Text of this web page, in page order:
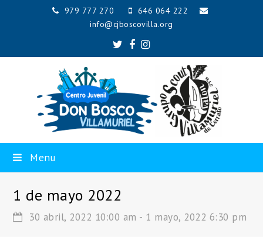
979 777 270
646 064 222
info@cjboscovilla.org
TwitterFacebook
Instagram
Menu
1 de mayo 2022
30 abril, 2022 10:00 am - 1 mayo, 2022 6:30 pm